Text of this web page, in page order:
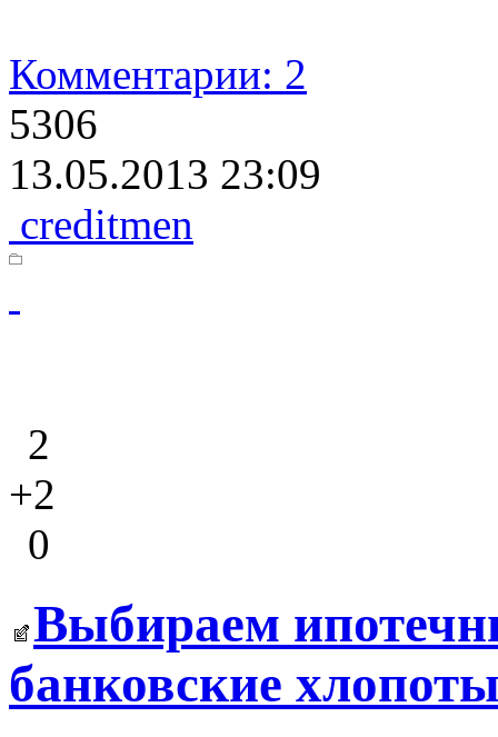
Комментарии: 2
5306
13.05.2013 23:09
creditmen
2
+2
0
Выбираем
банковские